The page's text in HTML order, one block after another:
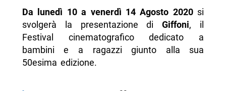
Da lunedì 10 a venerdì 14 Agosto 2020si
svolgerà la presentazione diGiffoni, il
Festival cinematografico dedicato a
bambini e a ragazzi giunto alla sua
50esima edizione.